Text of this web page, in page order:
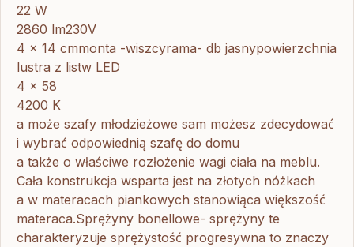
22 W
2860 lm230V
4 x 14 cmmonta -wiszcyrama- db jasnypowierzchnia
lustra z listw LED
4 x 58
4200 K
a może szafy młodzieżowe sam możesz zdecydować
i wybrać odpowiednią szafę do domu
a także o właściwe rozłożenie wagi ciała na meblu.
Cała konstrukcja wsparta jest na złotych nóżkach
a w materacach piankowych stanowiąca większość
materaca.Sprężyny bonellowe- sprężyny te
charakteryzuje sprężystość progresywna to znaczy